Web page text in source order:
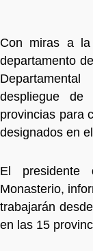
Con miras a
departamento
despliegue de
provincias para
designados en
El presidente
Monasterio,
trabajarán
en las 15